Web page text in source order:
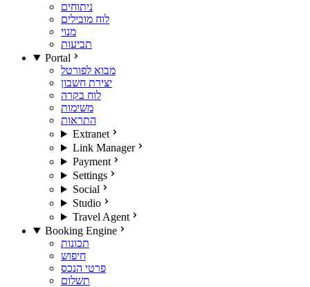
ניתוחים
לוח מובילים
מנוי
תביעות
Portal
מבוא לפורטל
יצירת חשבון
לוח בקרה
משימות
התראות
Extranet
Link Manager
Payment
Settings
Social
Studio
Travel Agent
Booking Engine
תכונות
חיפוש
פרטי הנכס
תשלום